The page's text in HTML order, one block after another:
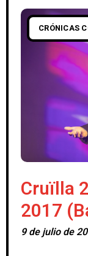
CRÓNICAS
Cruïlla
2017
9 de julio de